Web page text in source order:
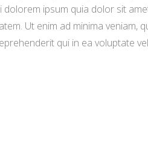
ipsum quia dolor sit
Ut enim ad minima
qui in ea voluptate